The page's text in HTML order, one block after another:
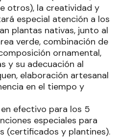
otros), la creatividad y
especial atención a los
plantas nativas, junto al
verde, combinación de
ornamental,
y su adecuación al
elaboración artesanal
en el tiempo y
efectivo para los 5
especiales para
(certificados y plantines).